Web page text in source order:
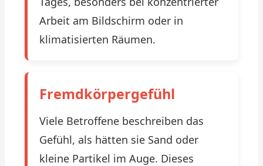
Arbeit am Bildschirm oder in
klimatisierten Räumen.
Fremdkörpergefühl
Viele Betroffene beschreiben das
Gefühl, als hätten sie Sand oder
kleine Partikel im Auge. Dieses